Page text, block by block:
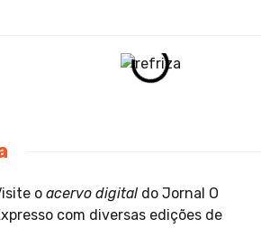
o acervo digital do Jornal O
com diversas edições de